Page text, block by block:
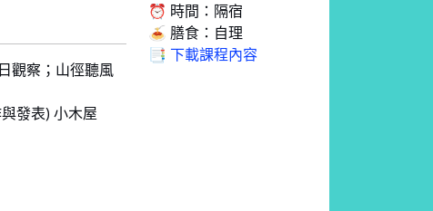
觀察；山徑聽風
發表) 小木屋
⏰ 時間：隔宿
🍝 膳食：自理
📑 下載課程內容